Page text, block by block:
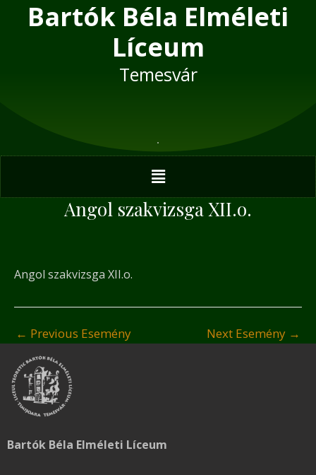
Bartók Béla Elméleti
Líceum
Temesvár
Menu
Angol szakvizsga XII.o.
Angol szakvizsga XII.o.
Post
navigation
← Previous Esemény Next Esemény →
Bartók Béla Elméleti Líceum